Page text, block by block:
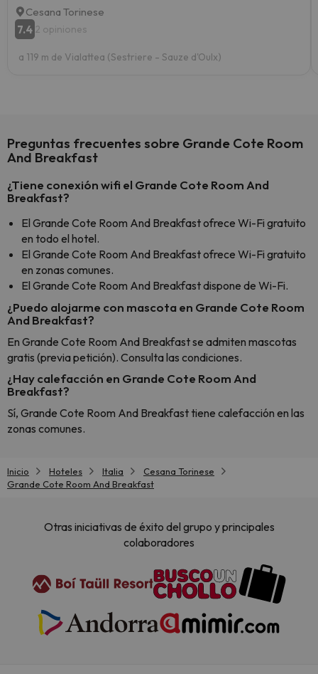
Cesana Torinese
7.4 2 opiniones
a 119 m de Vialattea (Sestriere - Sauze d'Oulx)
Preguntas frecuentes sobre Grande Cote Room
And Breakfast
¿Tiene conexión wifi el Grande Cote Room And
Breakfast?
El Grande Cote Room And Breakfast ofrece Wi-Fi gratuito
en todo el hotel.
El Grande Cote Room And Breakfast ofrece Wi-Fi gratuito
en zonas comunes.
El Grande Cote Room And Breakfast dispone de Wi-Fi.
¿Puedo alojarme con mascota en Grande Cote Room
And Breakfast?
En Grande Cote Room And Breakfast se admiten mascotas
gratis (previa petición). Consulta las condiciones.
¿Hay calefacción en Grande Cote Room And
Breakfast?
Sí, Grande Cote Room And Breakfast tiene calefacción en las
zonas comunes.
Inicio Hoteles Italia
Cesana Torinese
Grande Cote Room And Breakfast
Otras iniciativas de éxito del grupo y principales
colaboradores